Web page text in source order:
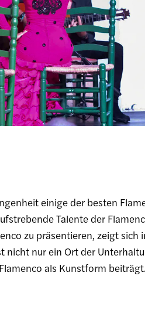
einige der besten
Talente der
zu präsentieren, zeigt
nicht nur ein Ort der
als Kunstform beiträgt.